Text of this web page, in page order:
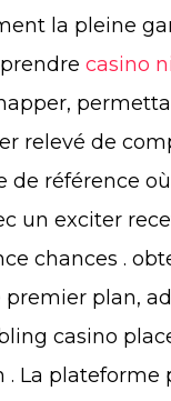
la pleine
casino
relevé de
de référence
un exciter
chances .
plan,
casino
. La